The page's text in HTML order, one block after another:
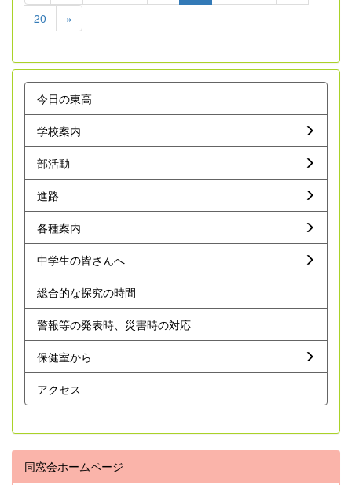
20
»
今日の東高
学校案内
部活動
進路
各種案内
中学生の皆さんへ
総合的な探究の時間
警報等の発表時、災害時の対応
保健室から
アクセス
同窓会ホームページ